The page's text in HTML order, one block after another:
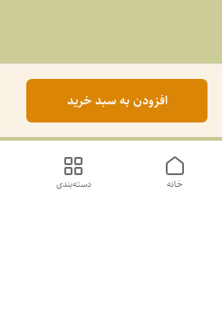
افزودن به سبد خرید
دسته‌بندی خانه